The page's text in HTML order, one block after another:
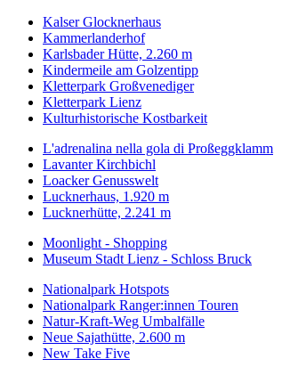
Kalser Glocknerhaus
Kammerlanderhof
Karlsbader Hütte, 2.260 m
Kindermeile am Golzentipp
Kletterpark Großvenediger
Kletterpark Lienz
Kulturhistorische Kostbarkeit
L'adrenalina nella gola di Proßeggklamm
Lavanter Kirchbichl
Loacker Genusswelt
Lucknerhaus, 1.920 m
Lucknerhütte, 2.241 m
Moonlight - Shopping
Museum Stadt Lienz - Schloss Bruck
Nationalpark Hotspots
Nationalpark Ranger:innen Touren
Natur-Kraft-Weg Umbalfälle
Neue Sajathütte, 2.600 m
New Take Five